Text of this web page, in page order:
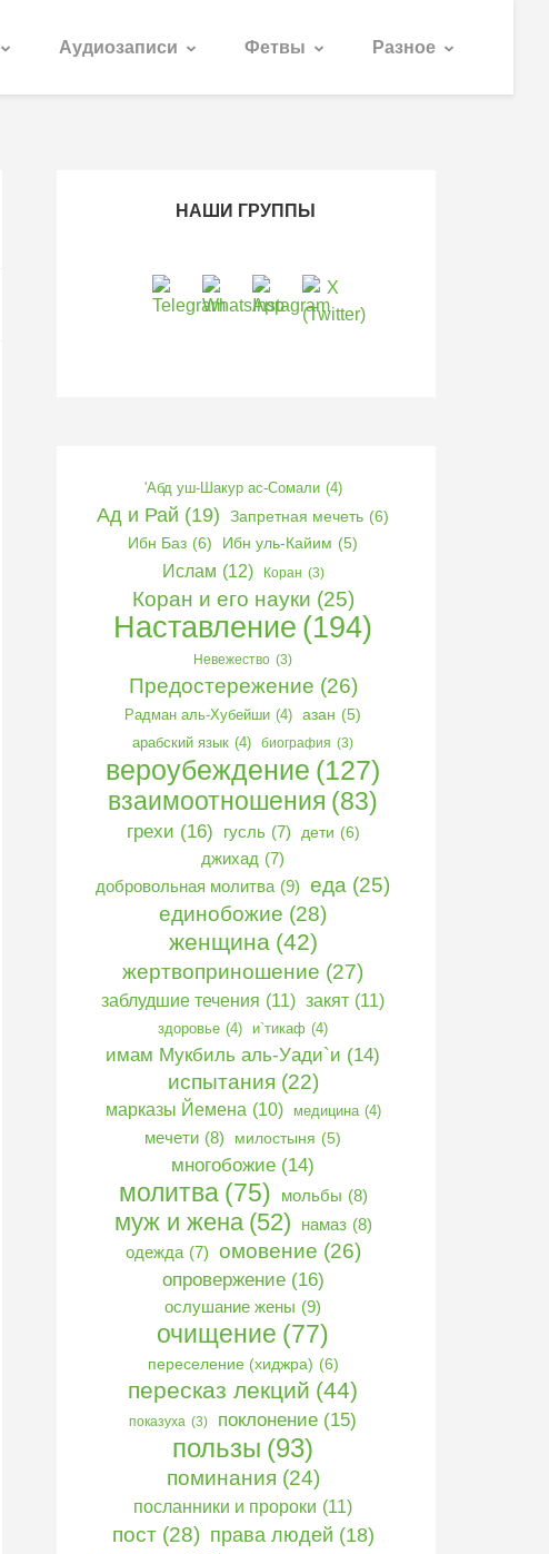
Аудиозаписи Фетвы Разное
НАШИ ГРУППЫ
'Абд уш-Шакур ас-Сомали (4)
Ад и Рай (19) Запретная мечеть (6)
Ибн Баз (6) Ибн уль-Кайим (5)
Ислам (12) Коран (3)
Коран и его науки (25)
Наставление (194)
Невежество (3)
Предостережение (26)
Радман аль-Хубейши (4) азан (5)
арабский язык (4) биография (3)
вероубеждение (127)
взаимоотношения (83)
грехи (16) гусль (7) дети (6)
джихад (7)
добровольная молитва (9) еда (25)
единобожие (28)
женщина (42)
жертвоприношение (27)
заблудшие течения (11) закят (11)
здоровье (4) и`тикаф (4)
имам Мукбиль аль-Уади`и (14)
испытания (22)
марказы Йемена (10) медицина (4)
мечети (8) милостыня (5)
многобожие (14)
молитва (75) мольбы (8)
муж и жена (52) намаз (8)
одежда (7) омовение (26)
опровержение (16)
ослушание жены (9)
очищение (77)
переселение (хиджра) (6)
пересказ лекций (44)
показуха (3) поклонение (15)
пользы (93)
поминания (24)
посланники и пророки (11)
пост (28) права людей (18)